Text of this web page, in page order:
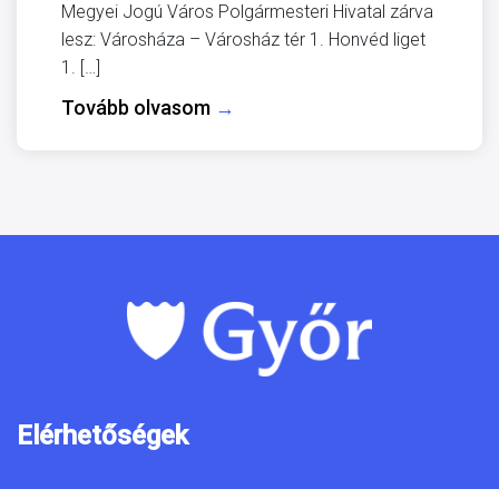
Megyei Jogú Város Polgármesteri Hivatal zárva
lesz: Városháza – Városház tér 1. Honvéd liget
1. […]
Tovább olvasom →
Elérhetőségek